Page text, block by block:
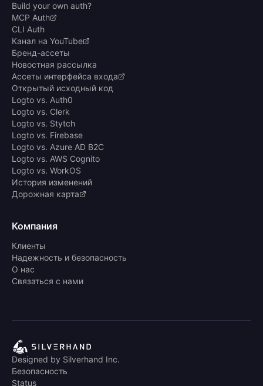
Build your own auth?
MCP Auth
CLI Auth
Канал на YouTube
Бренд-ассеты
Новостная рассылка
Ассеты интерфейса входа
Открытый исходный код
Logto vs. Auth0
Logto vs. Clerk
Logto vs. Stytch
Logto vs. Firebase
Logto vs. Azure AD B2C
Logto vs. AWS Cognito
Logto vs. WorkOS
История изменений
Дорожная карта
Компания
Клиенты
Надежность и безопасность
О нас
Связаться с нами
Designed by Silverhand Inc.
Безопасность
Status